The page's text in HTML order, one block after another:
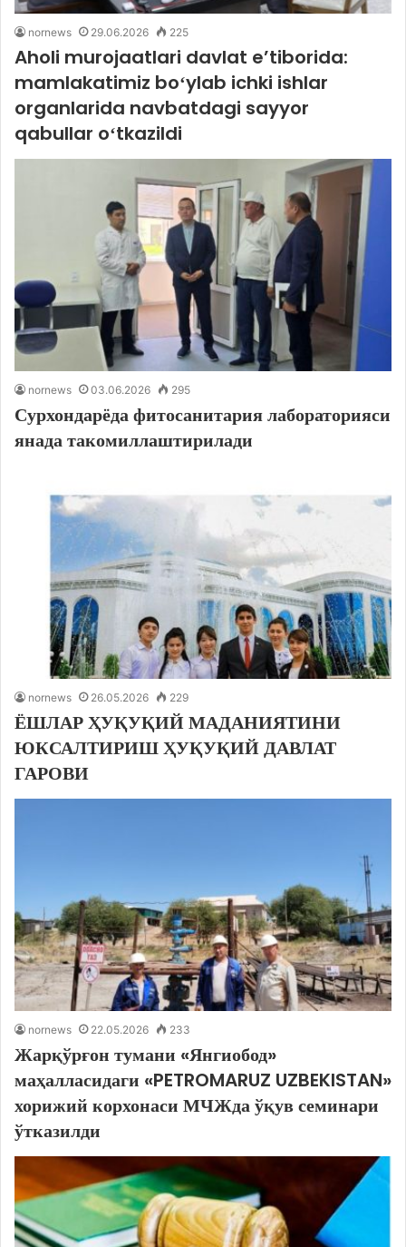
nornews 29.06.2026 225
Aholi murojaatlari davlat eʼtiborida:
mamlakatimiz boʻylab ichki ishlar
organlarida navbatdagi sayyor
qabullar oʻtkazildi
nornews 03.06.2026 295
Сурхондарёда фитосанитария лабораторияси
янада такомиллаштирилади
nornews 26.05.2026 229
ЁШЛАР ҲУҚУҚИЙ МАДАНИЯТИНИ
ЮКСАЛТИРИШ ҲУҚУҚИЙ ДАВЛАТ
ГАРОВИ
nornews 22.05.2026 233
Жарқўрғон тумани «Янгиобод»
маҳалласидаги «PETROMARUZ UZBEKISTAN»
хорижий корхонаси МЧЖда ўқув семинари
ўтказилди